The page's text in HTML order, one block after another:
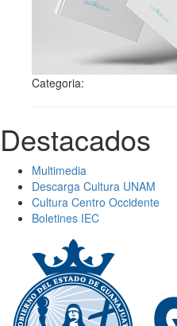
Categoria:
Destacados
Multimedia
Descarga Cultura UNAM
Cultura Centro Occidente
Boletines IEC